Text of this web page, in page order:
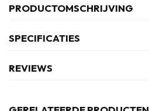
PRODUCTOMSCHRIJVING
SPECIFICATIES
REVIEWS